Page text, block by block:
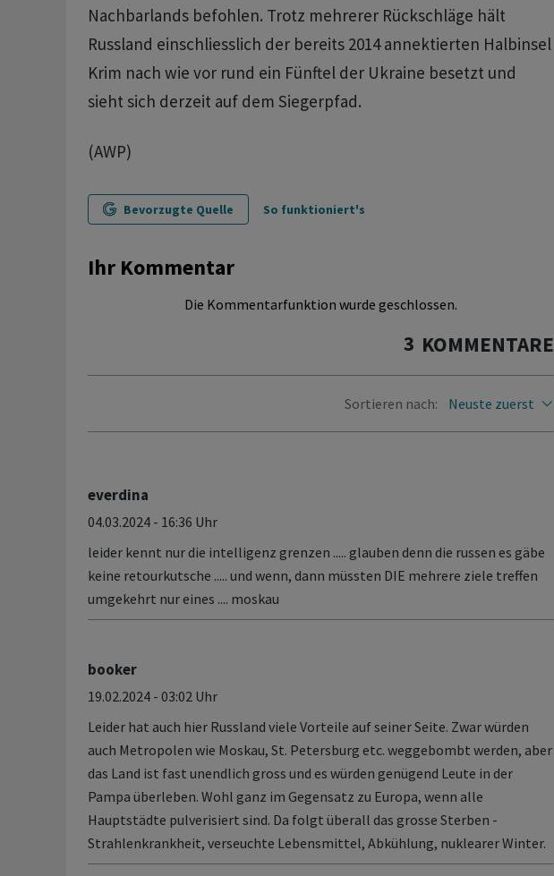
Nachbarlands befohlen. Trotz mehrerer Rückschläge hält
Russland einschliesslich der bereits 2014 annektierten Halbinsel
Krim nach wie vor rund ein Fünftel der Ukraine besetzt und
sieht sich derzeit auf dem Siegerpfad.
(AWP)
Bevorzugte Quelle So funktioniert's
Ihr Kommentar
Die Kommentarfunktion wurde geschlossen.
3 KOMMENTARE
Sortieren nach: Neuste zuerst
everdina
04.03.2024 - 16:36 Uhr
leider kennt nur die intelligenz grenzen ..... glauben denn die russen es gäbe
keine retourkutsche ..... und wenn, dann müssten DIE mehrere ziele treffen
umgekehrt nur eines .... moskau
booker
19.02.2024 - 03:02 Uhr
Leider hat auch hier Russland viele Vorteile auf seiner Seite. Zwar würden
auch Metropolen wie Moskau, St. Petersburg etc. weggebombt werden, aber
das Land ist fast unendlich gross und es würden genügend Leute in der
Pampa überleben. Wohl ganz im Gegensatz zu Europa, wenn alle
Hauptstädte pulverisiert sind. Da folgt überall das grosse Sterben -
Strahlenkrankheit, verseuchte Lebensmittel, Abkühlung, nuklearer Winter.